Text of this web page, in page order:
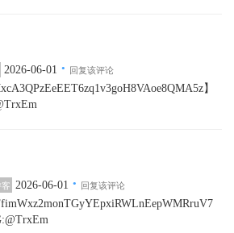
2026-06-01 · 回复该评论
】
客 2026-06-01 · 回复该评论